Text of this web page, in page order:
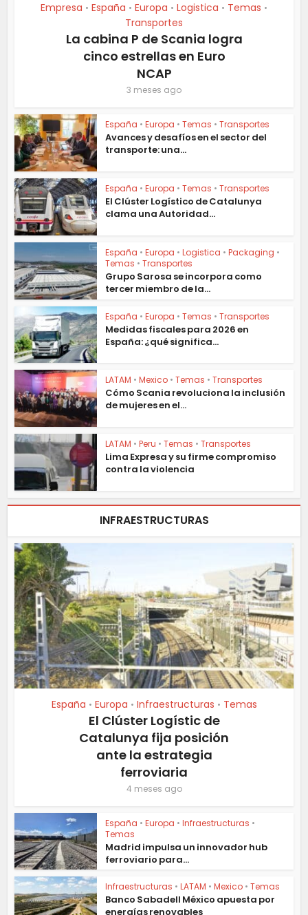
Empresa • España • Europa • Logistica • Temas •
Transportes
La cabina P de Scania logra
cinco estrellas en Euro
NCAP
3 meses ago
España • Europa • Temas • Transportes
Avances y desafíos en el sector del
transporte: una...
España • Europa • Temas • Transportes
El Clúster Logístico de Catalunya
clama una Autoridad...
España • Europa • Logistica • Packaging •
Temas • Transportes
Grupo Sarosa se incorpora como
tercer miembro de la...
España • Europa • Temas • Transportes
Medidas fiscales para 2026 en
España: ¿qué significa...
LATAM • Mexico • Temas • Transportes
Cómo Scania revoluciona la inclusión
de mujeres en el...
LATAM • Peru • Temas • Transportes
Lima Expresa y su firme compromiso
contra la violencia
INFRAESTRUCTURAS
España • Europa • Infraestructuras • Temas
El Clúster Logístic de
Catalunya fija posición
ante la estrategia
ferroviaria
4 meses ago
España • Europa • Infraestructuras •
Temas
Madrid impulsa un innovador hub
ferroviario para...
Infraestructuras • LATAM • Mexico • Temas
Banco Sabadell México apuesta por
energías renovables